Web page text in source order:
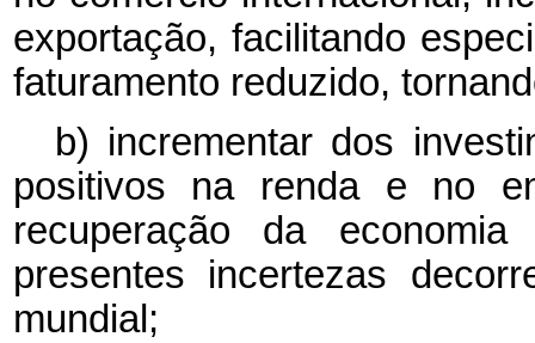
exportação, facilitando
faturamento reduzido,
b) incrementar dos
positivos na renda e no
recuperação da
presentes incertezas
mundial;